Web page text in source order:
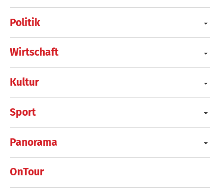
Politik
Wirtschaft
Kultur
Sport
Panorama
OnTour